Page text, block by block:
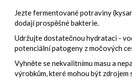
Jezte fermentované potraviny
dodají prospěšné bakterie.
Udržujte dostatečnou hydrataci -
potenciální patogeny z močových
Vyhněte se nekvalitnímu masu a
výrobkům, které mohou být zdrojem